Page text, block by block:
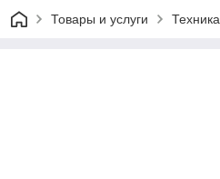
Товары и услуги